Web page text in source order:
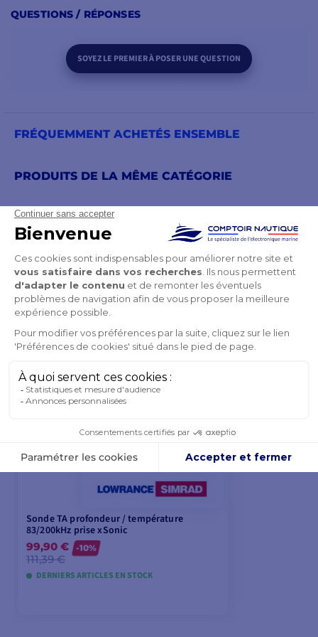
QUESTIONS / RÉPONSES
SOYEZ LE PREMIER À POSER UNE QUESTION
FRÉQUEMMENT ACHETÉS ENSEMBLE
PRODUITS DE LA MÊME CATÉGORIE
PRODUITS DE LA MÊME MARQUE
VOUS POURRIEZ AUSSI AIMER
Sonde TA profondeur / température
83/200kHz prise xSonic
99,90 €
111,39 €
-10%
DERNIERS ARTICLES EN STOCK